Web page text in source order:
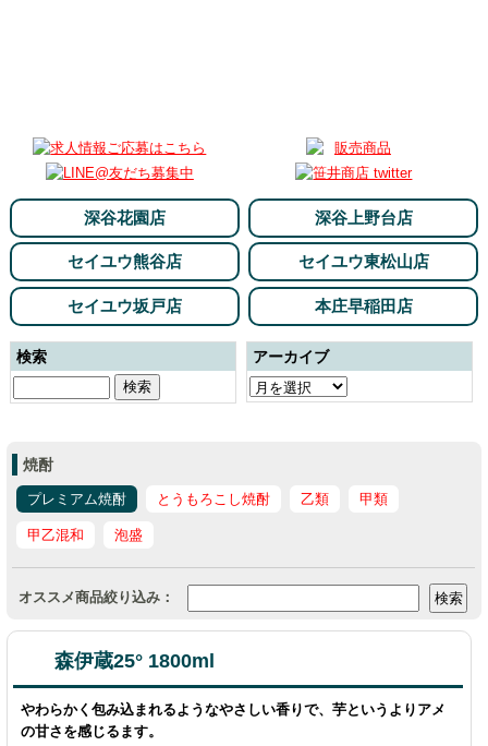
深谷花園店 深谷上野台店
セイユウ熊谷店 セイユウ東松山店
セイユウ坂戸店 本庄早稲田店
検索 アーカイブ
焼酎
プレミアム焼酎 とうもろこし焼酎 乙類 甲類
甲乙混和 泡盛
オススメ商品絞り込み：
森伊蔵25° 1800ml
やわらかく包み込まれるようなやさしい香りで、芋というよりアメ
の甘さを感じるます。